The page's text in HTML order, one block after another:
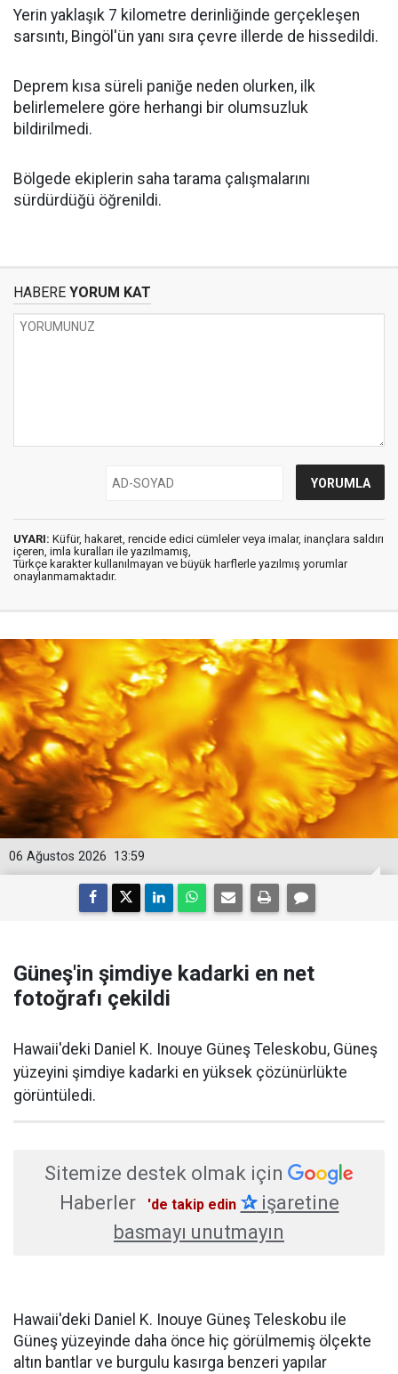
Yerin yaklaşık 7 kilometre derinliğinde gerçekleşen
sarsıntı, Bingöl'ün yanı sıra çevre illerde de hissedildi.
Deprem kısa süreli paniğe neden olurken, ilk
belirlemelere göre herhangi bir olumsuzluk
bildirilmedi.
Bölgede ekiplerin saha tarama çalışmalarını
sürdürdüğü öğrenildi.
HABERE YORUM KAT
UYARI: Küfür, hakaret, rencide edici cümleler veya imalar, inançlara saldırı
içeren, imla kuralları ile yazılmamış,
Türkçe karakter kullanılmayan ve büyük harflerle yazılmış yorumlar
onaylanmamaktadır.
13:59
06 Ağustos 2026
Güneş'in şimdiye kadarki en net
fotoğrafı çekildi
Hawaii'deki Daniel K. Inouye Güneş Teleskobu, Güneş
yüzeyini şimdiye kadarki en yüksek çözünürlükte
görüntüledi.
Sitemize destek olmak için
Haberler
'de takip edin ✰işaretine
basmayı unutmayın
Hawaii'deki Daniel K. Inouye Güneş Teleskobu ile
Güneş yüzeyinde daha önce hiç görülmemiş ölçekte
altın bantlar ve burgulu kasırga benzeri yapılar